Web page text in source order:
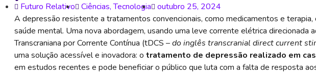
Futuro Relativo Ciências,Tecnologia outubro 25, 2024
A depressão resistente a tratamentos convencionais, como medicamentos e
saúde mental. Uma nova abordagem, usando uma leve corrente elétrica direcionada
Transcraniana por Corrente Contínua (tDCS –do inglês transcranial direct current
uma solução acessível e inovadora: o tratamento de depressão realizado em
em estudos recentes e pode beneficiar o público que luta com a falta de resposta